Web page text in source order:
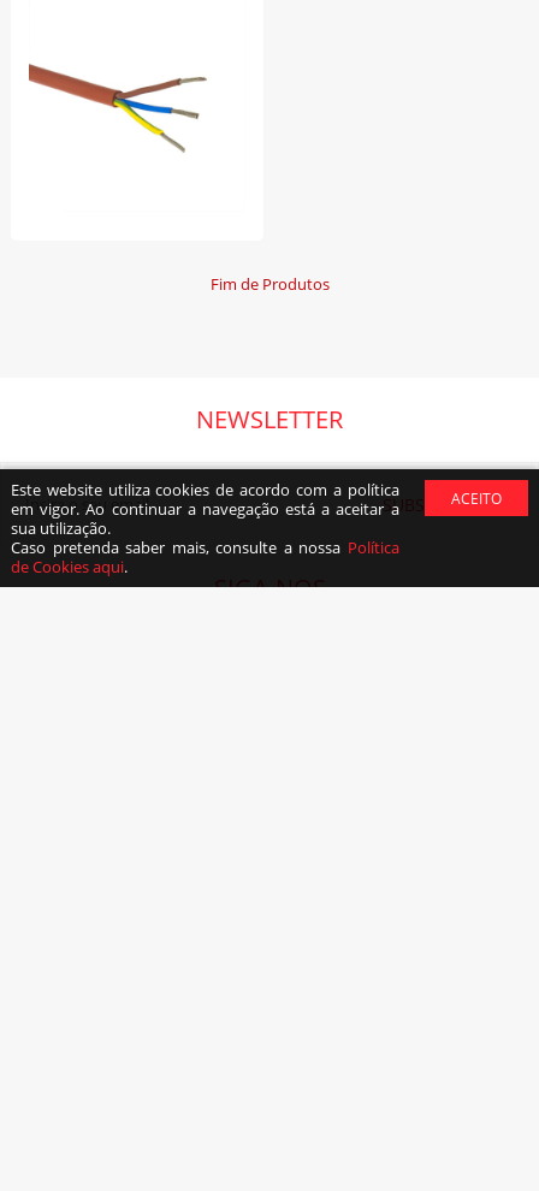
Este website utiliza cookies de acordo com a política
em vigor. Ao continuar a navegação está a aceitar a
sua utilização.
Caso pretenda saber mais, consulte a nossa Política
de Cookies aqui.
Fim de Produtos
NEWSLETTER
SUBSCREVER
SIGA-NOS